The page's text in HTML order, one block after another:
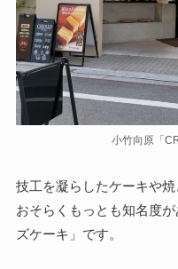
小竹向原「
技工を凝らしたケーキや焼
おそらくもっとも知名度
ズケーキ」です。